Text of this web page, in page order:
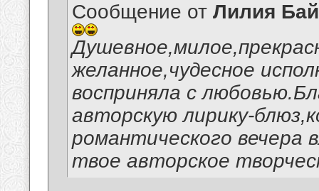
Сообщение от Лилия
желанное,чудесное
восприняла с
авторскую лирику-
романтического
твое авторское